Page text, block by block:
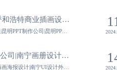
昆明产品UI设计|呼和浩特商业插画设计|呼和浩特公众号图文排版|昆明PPT制作公司-蓝橙视觉
南宁微信推文设计公司|南宁画册设计公司|南宁长图定制设计|南宁插画海报设计-蓝橙视觉